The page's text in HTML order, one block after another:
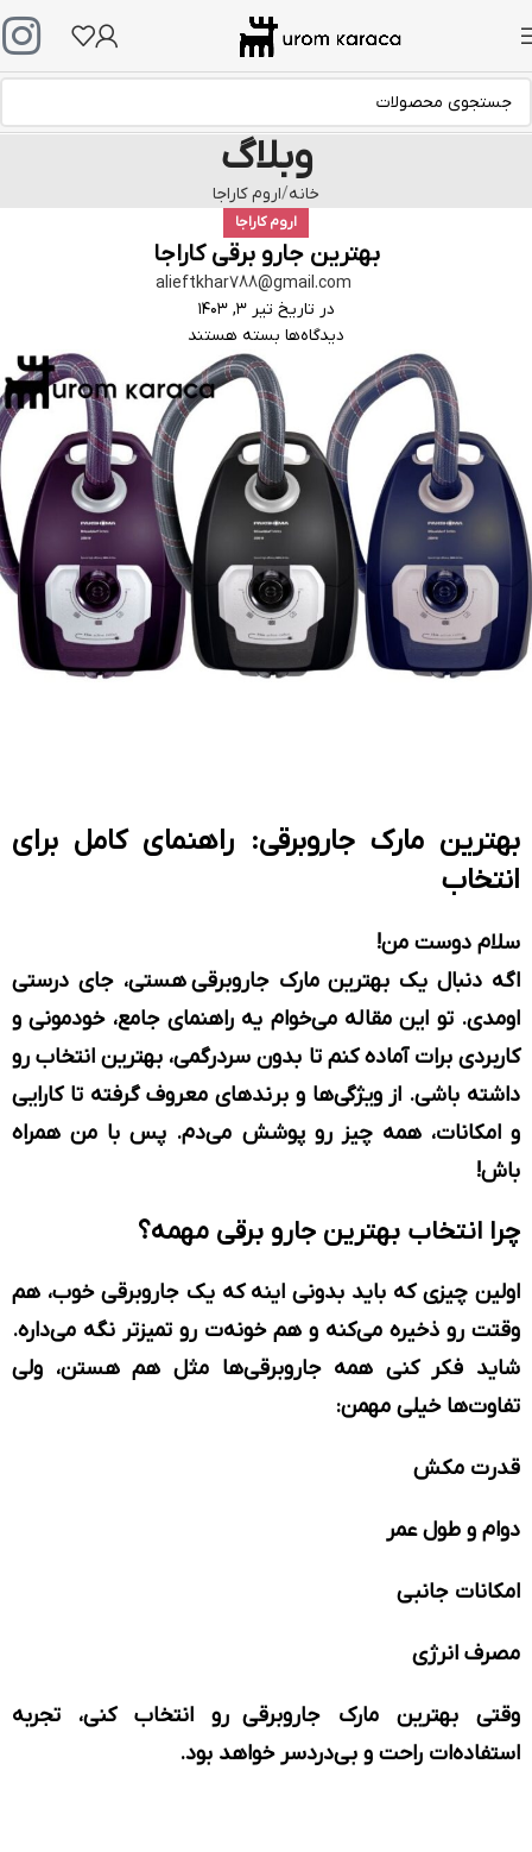
وبلاگ
خانه اروم کاراجا
اروم کاراجا
بهترین جارو برقی کاراجا
alieftkhar788@gmail.com
در تاریخ تیر ۳, ۱۴۰۳
دیدگاه‌ها بسته هستند
بهترین مارک جاروبرقی: راهنمای کامل برای
انتخاب
سلام دوست من!
اگه دنبال یک بهترین مارک جاروبرقی هستی، جای درستی
اومدی. تو این مقاله می‌خوام یه راهنمای جامع، خودمونی و
کاربردی برات آماده کنم تا بدون سردرگمی، بهترین انتخاب رو
داشته باشی. از ویژگی‌ها و برندهای معروف گرفته تا کارایی
و امکانات، همه چیز رو پوشش می‌دم. پس با من همراه
باش!
چرا انتخاب بهترین جارو برقی مهمه؟
اولین چیزی که باید بدونی اینه که یک جاروبرقی خوب، هم
وقتت رو ذخیره می‌کنه و هم خونه‌ت رو تمیزتر نگه می‌داره.
شاید فکر کنی همه جاروبرقی‌ها مثل هم هستن، ولی
تفاوت‌ها خیلی مهمن:
قدرت مکش
دوام و طول عمر
امکانات جانبی
مصرف انرژی
وقتی بهترین مارک جاروبرقی رو انتخاب کنی، تجربه
استفاده‌ات راحت و بی‌دردسر خواهد بود.